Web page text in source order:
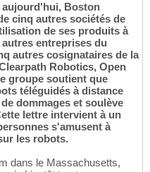
aujourd'hui, Boston
cinq autres sociétés de
de ses produits à
entreprises du
autres cosignataires de la
Robotics, Open
groupe soutient que
téléguidés à distance
dommages et soulève
lettre intervient à un
s'amusent à
les robots.
dans le Massachusetts,